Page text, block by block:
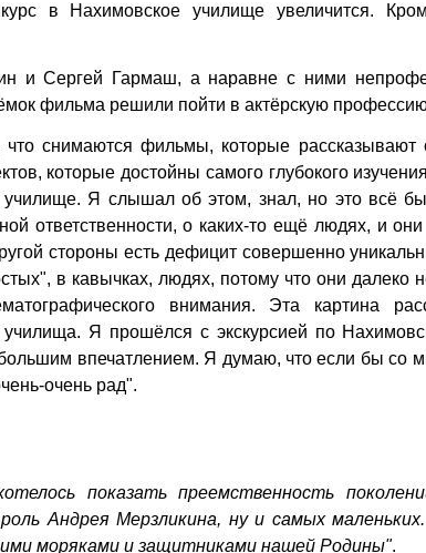
в Нахимовское училище увеличится.
и Сергей Гармаш, а наравне с ними
фильма решили пойти в актёрскую
снимаются фильмы, которые рассказывают
которые достойны самого глубокого
Я слышал об этом, знал, но это всё
ответственности, о каких-то ещё людях, и
стороны есть дефицит совершенно
в кавычках, людях, потому что они далеко
внимания. Эта картина
училища. Я прошёлся с экскурсией по
большим впечатлением. Я думаю, что если бы со
очень рад".
показать преемственность
Андрея Мерзликина, ну и самых
моряками и защитниками нашей Родины".